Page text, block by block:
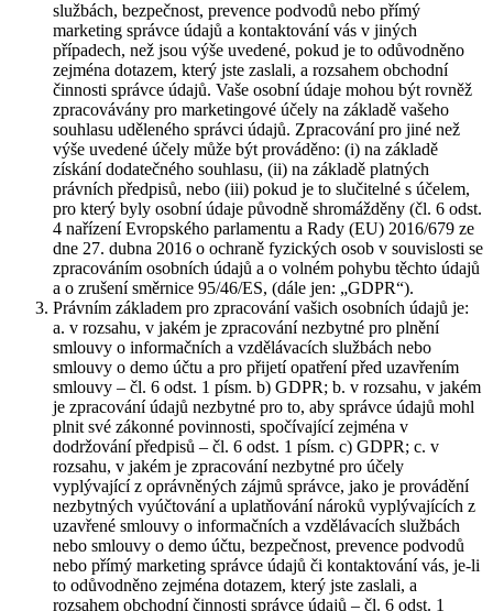
službách, bezpečnost, prevence podvodů nebo přímý
marketing správce údajů a kontaktování vás v jiných
případech, než jsou výše uvedené, pokud je to odůvodněno
zejména dotazem, který jste zaslali, a rozsahem obchodní
činnosti správce údajů. Vaše osobní údaje mohou být rovněž
zpracovávány pro marketingové účely na základě vašeho
souhlasu uděleného správci údajů. Zpracování pro jiné než
výše uvedené účely může být prováděno: (i) na základě
získání dodatečného souhlasu, (ii) na základě platných
právních předpisů, nebo (iii) pokud je to slučitelné s účelem,
pro který byly osobní údaje původně shromážděny (čl. 6 odst.
4 nařízení Evropského parlamentu a Rady (EU) 2016/679 ze
dne 27. dubna 2016 o ochraně fyzických osob v souvislosti se
zpracováním osobních údajů a o volném pohybu těchto údajů
a o zrušení směrnice 95/46/ES, (dále jen: „GDPR“).
Právním základem pro zpracování vašich osobních údajů je:
a. v rozsahu, v jakém je zpracování nezbytné pro plnění
smlouvy o informačních a vzdělávacích službách nebo
smlouvy o demo účtu a pro přijetí opatření před uzavřením
smlouvy – čl. 6 odst. 1 písm. b) GDPR; b. v rozsahu, v jakém
je zpracování údajů nezbytné pro to, aby správce údajů mohl
plnit své zákonné povinnosti, spočívající zejména v
dodržování předpisů – čl. 6 odst. 1 písm. c) GDPR; c. v
rozsahu, v jakém je zpracování nezbytné pro účely
vyplývající z oprávněných zájmů správce, jako je provádění
nezbytných vyúčtování a uplatňování nároků vyplývajících z
uzavřené smlouvy o informačních a vzdělávacích službách
nebo smlouvy o demo účtu, bezpečnost, prevence podvodů
nebo přímý marketing správce údajů či kontaktování vás, je-li
to odůvodněno zejména dotazem, který jste zaslali, a
rozsahem obchodní činnosti správce údajů – čl. 6 odst. 1